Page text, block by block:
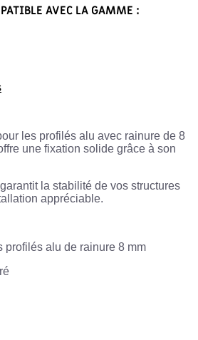
AVEC LA GAMME :
les profilés alu avec rainure de 8
une fixation solide grâce à son
la stabilité de vos structures
appréciable.
profilés alu de rainure 8 mm